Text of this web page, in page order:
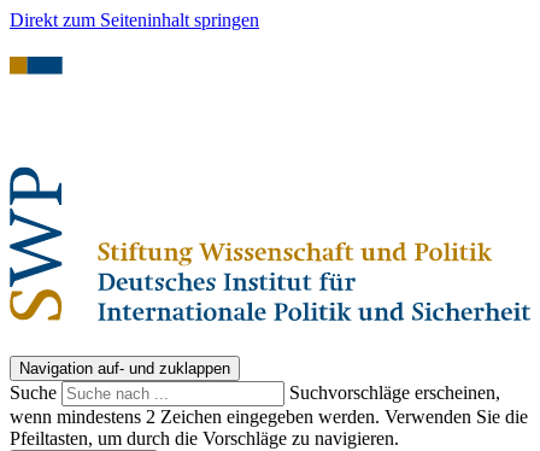
Direkt zum Seiteninhalt springen
Navigation auf- und zuklappen
Suche
Suchvorschläge erscheinen,
wenn mindestens 2 Zeichen eingegeben werden. Verwenden Sie die
Pfeiltasten, um durch die Vorschläge zu navigieren.